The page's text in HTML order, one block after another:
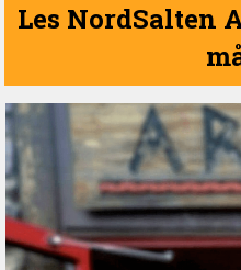
Les NordSalten